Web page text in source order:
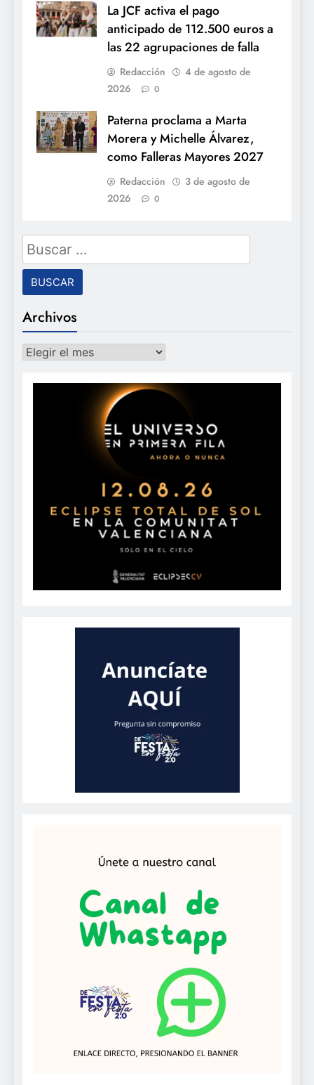
La JCF activa el pago
anticipado de 112.500 euros a
las 22 agrupaciones de falla
Redacción
4 de agosto de
2026
0
Paterna proclama a Marta
Morera y Michelle Álvarez,
como Falleras Mayores 2027
Redacción
3 de agosto de
2026
0
Buscar:
Archivos
Archivos